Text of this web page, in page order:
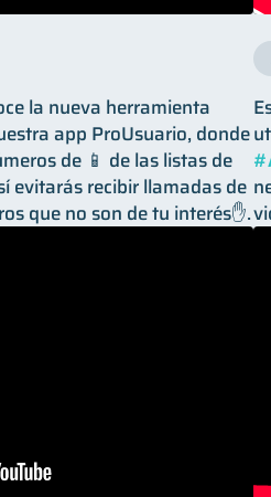
la nueva herramienta
app ProUsuario, donde
de 📱 de las listas de
evitarás recibir llamadas de
que no son de tu interés✋.